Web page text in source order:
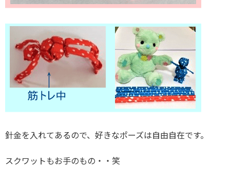
針金を入れてあるので、好きなポーズは自由自在です。
スクワットもお手のもの・・笑